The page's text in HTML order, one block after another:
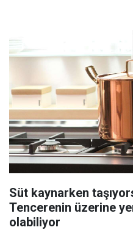
Süt kaynarken
Tencerenin üzerine
olabiliyor